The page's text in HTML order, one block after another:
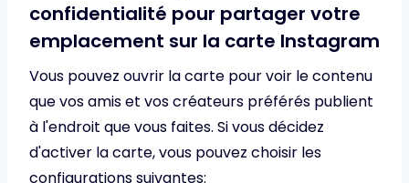
confidentialité pour partager votre
emplacement sur la carte Instagram
Vous pouvez ouvrir la carte pour voir le contenu
que vos amis et vos créateurs préférés publient
à l'endroit que vous faites. Si vous décidez
d'activer la carte, vous pouvez choisir les
configurations suivantes: